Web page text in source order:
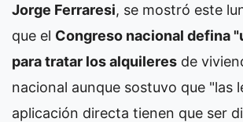
Jorge Ferraresi, se mostró este
que el Congreso nacional defina
para tratar los alquileres de
nacional aunque sostuvo que "las
aplicación directa tienen que ser